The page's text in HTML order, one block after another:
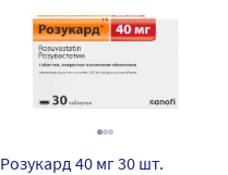
Розукард 40 мг 30 шт.